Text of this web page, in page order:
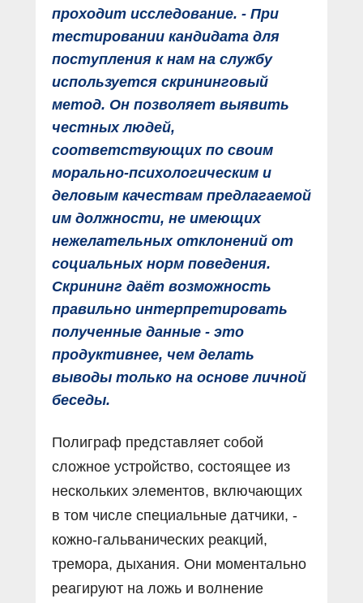
проходит исследование. - При
тестировании кандидата для
поступления к нам на службу
используется скрининговый
метод. Он позволяет выявить
честных людей,
соответствующих по своим
морально-психологическим и
деловым качествам предлагаемой
им должности, не имеющих
нежелательных отклонений от
социальных норм поведения.
Скрининг даёт возможность
правильно интерпретировать
полученные данные - это
продуктивнее, чем делать
выводы только на основе личной
беседы.
Полиграф представляет собой
сложное устройство, состоящее из
нескольких элементов, включающих
в том числе специальные датчики, -
кожно-гальванических реакций,
тремора, дыхания. Они моментально
реагируют на ложь и волнение